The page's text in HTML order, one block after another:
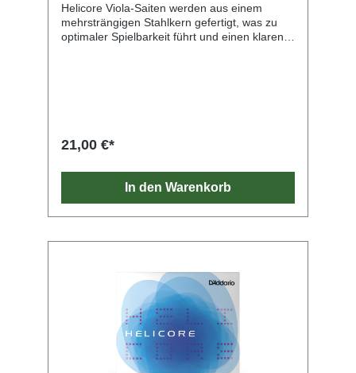
Helicore Viola-Saiten werden aus einem
mehrsträngigen Stahlkern gefertigt, was zu
optimaler Spielbarkeit führt und einen klaren,
21,00 €*
In den Warenkorb